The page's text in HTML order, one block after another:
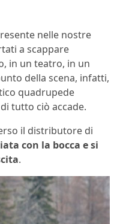
nelle nostre
a scappare
in un teatro, in un
della scena, infatti,
quadrupede
tutto ciò accade.
il distributore di
con la bocca e si
.